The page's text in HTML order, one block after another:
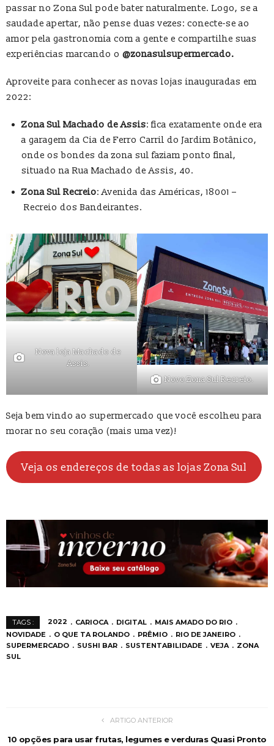
passar no Zona Sul pode bater naturalmente. Logo, se a
saudade apertar, não pense duas vezes: conecte-se ao
amor pela gastronomia com a gente e compartilhe suas
experiências marcando o @zonasulsupermercado.
Aproveite para conhecer as novas lojas inauguradas em
2022:
Zona Sul Machado de Assis: fica exatamente onde era
a garagem da Cia de Ferro Carril do Jardim Botânico,
onde os bondes da zona sul faziam ponto final,
situado na Rua Machado de Assis, 40.
Zona Sul Recreio: Avenida das Américas, 18001 –
Recreio dos Bandeirantes.
Nova loja Machado de
Assis.
Novo Zona Sul Recreio.
Seja bem vindo ao supermercado que você escolheu para
morar no seu coração (mais uma vez)!
Veja os endereços de todas as lojas Zona Sul
TAGS : 2022 CARIOCA DIGITAL
MAIS AMADO DO RIO
NOVIDADE
O QUE TA ROLANDO PRÊMIO
RIO DE JANEIRO
SUPERMERCADO
SUSHI BAR SUSTENTABILIDADE VEJA
ZONA
SUL
ARTIGO ANTERIOR
10 opções para usar frutas, legumes e verduras Quasi Pronto